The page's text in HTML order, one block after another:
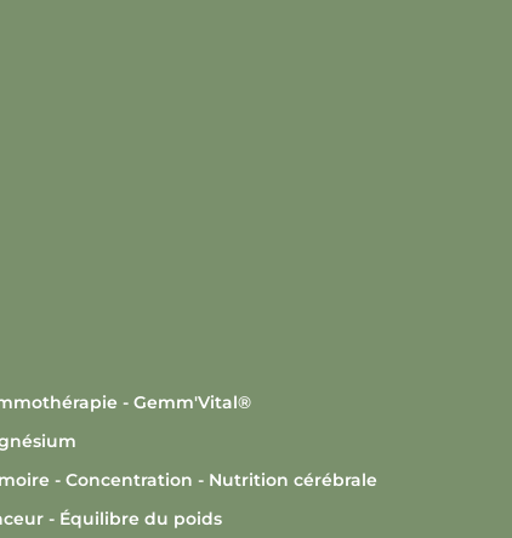
- Gemm'Vital®
- Concentration - Nutrition cérébrale
- Équilibre du poids